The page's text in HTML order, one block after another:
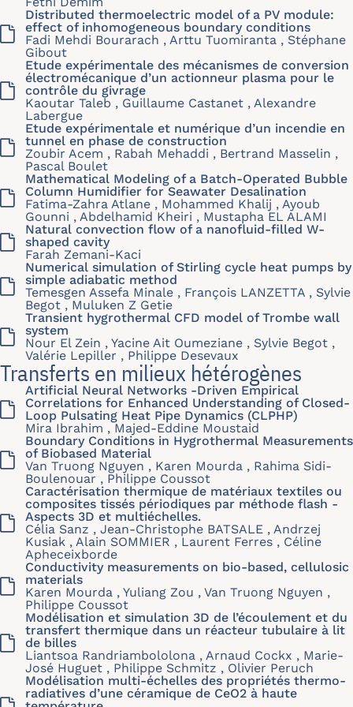
Distributed thermoelectric model of a PV module:
effect of inhomogeneous boundary conditions
Fadi Mehdi Bourarach , Arttu Tuomiranta , Stéphane
Gibout
Etude expérimentale des mécanismes de conversion
électromécanique d’un actionneur plasma pour le
contrôle du givrage
Kaoutar Taleb , Guillaume Castanet , Alexandre
Labergue
Etude expérimentale et numérique d’un incendie en
tunnel en phase de construction
Zoubir Acem , Rabah Mehaddi , Bertrand Masselin ,
Pascal Boulet
Mathematical Modeling of a Batch-Operated Bubble
Column Humidifier for Seawater Desalination
Fatima-Zahra Atlane , Mohammed Khalij , Ayoub
Gounni , Abdelhamid Kheiri , Mustapha EL ALAMI
Natural convection flow of a nanofluid-filled W-
shaped cavity
Farah Zemani-Kaci
Numerical simulation of Stirling cycle heat pumps by
simple adiabatic method
Temesgen Assefa Minale , François LANZETTA , Sylvie
Begot , Muluken Z Getie
Transient hygrothermal CFD model of Trombe wall
system
Nour El Zein , Yacine Ait Oumeziane , Sylvie Begot ,
Valérie Lepiller , Philippe Desevaux
Transferts en milieux hétérogènes
Artificial Neural Networks -Driven Empirical
Correlations for Enhanced Understanding of Closed-
Loop Pulsating Heat Pipe Dynamics (CLPHP)
Mira Ibrahim , Majed-Eddine Moustaid
Boundary Conditions in Hygrothermal Measurements
of Biobased Material
Van Truong Nguyen , Karen Mourda , Rahima Sidi-
Boulenouar , Philippe Coussot
Caractérisation thermique de matériaux textiles ou
composites tissés périodiques par méthode flash -
Aspects 3D et multiéchelles.
Célia Sanz , Jean-Christophe BATSALE , Andrzej
Kusiak , Alain SOMMIER , Laurent Ferres , Céline
Apheceixborde
Conductivity measurements on bio-based, cellulosic
materials
Karen Mourda , Yuliang Zou , Van Truong Nguyen ,
Philippe Coussot
Modélisation et simulation 3D de l’écoulement et du
transfert thermique dans un réacteur tubulaire à lit
de billes
Liantsoa Randriambololona , Arnaud Cockx , Marie-
José Huguet , Philippe Schmitz , Olivier Peruch
Modélisation multi-échelles des propriétés thermo-
radiatives d’une céramique de CeO2 à haute